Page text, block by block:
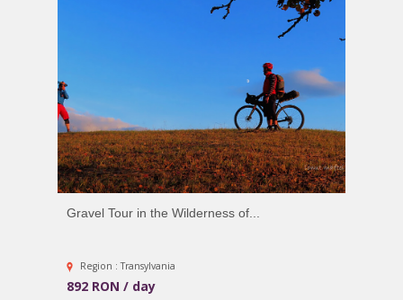
Gravel Tour in the Wilderness of...
Region : Transylvania
892 RON / day